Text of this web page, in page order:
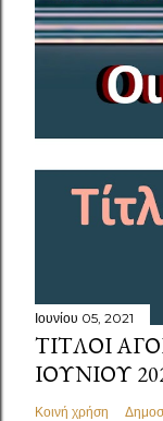
Ιουνίου 05, 2021
ΤΊΤΛΟΙ
ΙΟΥΝΊΟΥ
Κοινή χρήση